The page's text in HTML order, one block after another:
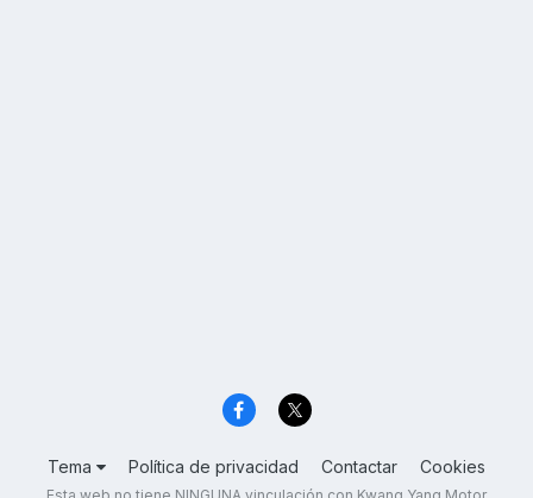
Tema Política de privacidad Contactar Cookies